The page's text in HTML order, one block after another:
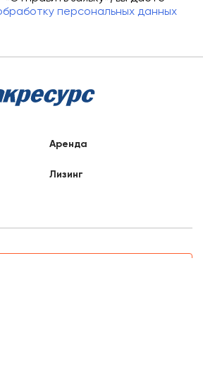
персональных данных
Аренда
Лизинг